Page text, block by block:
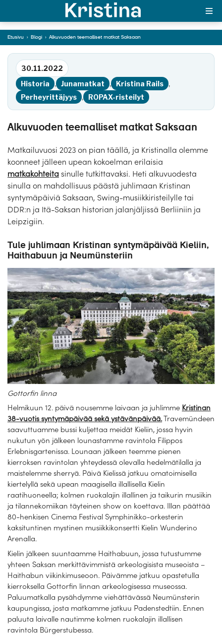
MAJAKKA-portaali
Kohteet
Matkatyypit
Matkakalenteri
Laivat
Hyvä tietää
Meistä
matkat Saksaan
Siirry tekstiin
Etusivu › Blogi › Alkuvuoden teemalliset matkat Saksaan
30.11.2022
Historia
, Junamatkat , Kristina Rails
,
Perheyrittäjyys
, ROPAX-risteilyt
Alkuvuoden teemalliset matkat Saksaan
Matkailuvuosi 2023 on pian täällä, ja Kristinalla olemme
koonneet jälleen upean kokoelman erilaisia
matkakohteita sinulle tutkittavaksi. Heti alkuvuodesta
sinulla on mahdollisuus päästä juhlimaan Kristinan
syntymäpäiviä Saksaan, Swing-musiikkiristeilylle tai
DDR:n ja Itä-Saksan historian jalanjäljissä Berliiniin ja
Leipzigiin.
Tule juhlimaan Kristinan syntymäpäivää Kieliin,
Haithabuun ja Neumünsteriin
Gottorfin linna
Helmikuun 12. päivä nousemme laivaan ja juhlimme Kristinan
38-vuotis syntymäpäivää sekä ystävänpäivää.Travemündeen
saavuttuamme bussi kuljettaa meidät Kieliin, jossa hyvin
nukutun yön jälkeen lounastamme ravintola Filippos
Erlebnisgartenissa. Lounaan jälkeen teemme pienen
kierroksen ravintolan yhteydessä olevalla hedelmätilalla ja
maistelemme sherryä. Päivä Kielissä jatkuu omatoimisella
kiertelyllä sekä upean maagisella illallisella Kielin
raatihuoneella; kolmen ruokalajin illallinen ja taikurin musiikin
ja tilannekomiikan täyteinen show on koettava. Illan päättää
80-henkisen Cinema Festival Symphinikko-orkesterin
kaksituntinen mystinen musiikkikonsertti Kielin Wunderino
Arenalla.
Kielin jälkeen suuntaamme Haithabuun, jossa tutustumme
yhteen Saksan merkittävimmistä arkeologisista museoista –
Haithabun viikinkimuseoon. Päivämme jatkuu opastetulla
kierroksella Gottorfin linnan arkeologisessa museossa.
Paluumatkalla pysähdymme viehättävässä Neumünsterin
kaupungissa, josta matkamme jatkuu Padenstedtiin. Ennen
paluuta laivalle nautimme kolmen ruokalajin illallisen
ravintola Bürgerstubessa.